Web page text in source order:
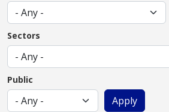
Sectors
Public